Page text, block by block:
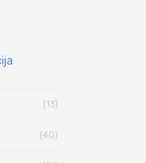
(13)
(40)